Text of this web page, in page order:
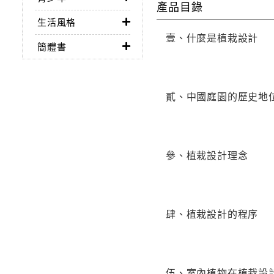
生活風格
簡體書
產品目錄
壹、什麼是植栽設計
貳、中國庭園的歷史地
參、植栽設計理念
肆、植栽設計的程序